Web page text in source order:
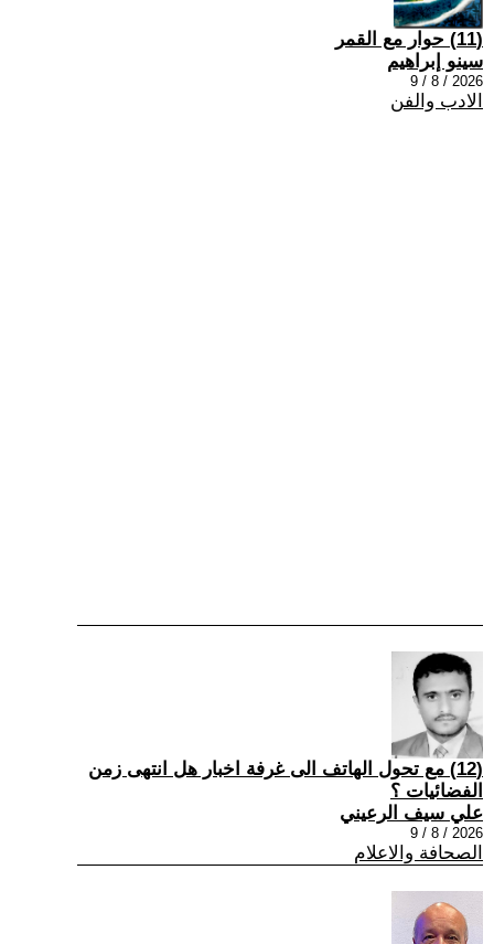
(11) حوار مع القمر
سينو إبراهيم
2026 / 8 / 9
الادب والفن
(12) مع تحول الهاتف الى غرفة اخبار هل انتهى زمن
الفضائيات ؟
علي سيف الرعيني
2026 / 8 / 9
الصحافة والاعلام